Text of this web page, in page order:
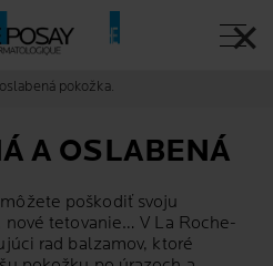
pokožka.
A OSLABENÁ
poškodiť svoju
tetovanie… V La Roche-
rad balzamov, ktoré
✕